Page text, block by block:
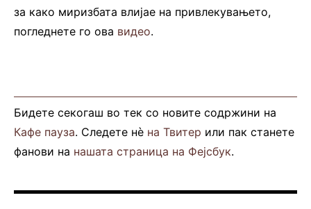
за како миризбата влијае на привлекувањето,
погледнете го ова видео.
Бидете секогаш во тек со новите содржини на
Кафе пауза. Следете нè на Твитер или пак станете
фанови на нашата страница на Фејсбук.